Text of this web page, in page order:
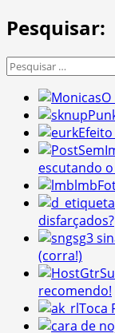
Pesquisar:
Pesquisar
escutando
disfarçados?
3
(corra!)
recomendo!
Toca